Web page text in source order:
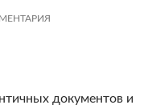
документов и